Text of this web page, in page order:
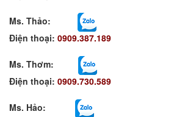
Ms. Thảo:
Điện thoại: 0909.387.189
Ms. Thơm:
Điện thoại: 0909.730.589
Ms. Hảo: